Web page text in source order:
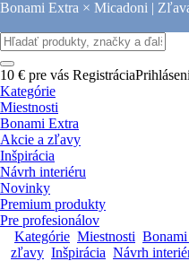
Bonami Extra × Micadoni |
10 € pre vás Registrácia
Kategórie
Miestnosti
Bonami Extra
Akcie a zľavy
Inšpirácia
Návrh interiéru
Novinky
Premium produkty
Pre profesionálov
Kategórie Miestnosti
zľavy Inšpirácia Návrh